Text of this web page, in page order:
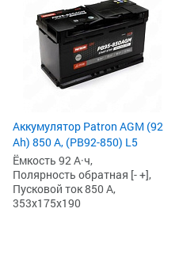
Аккумулятор Patron AGM (92
Ah) 850 А, (PB92-850) L5
Ёмкость 92 А·ч,
Полярность обратная [- +],
Пусковой ток 850 А,
353x175x190